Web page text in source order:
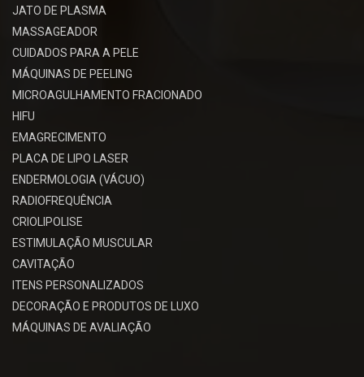
JATO DE PLASMA
MASSAGEADOR
CUIDADOS PARA A PELE
MÁQUINAS DE PEELING
MICROAGULHAMENTO FRACIONADO
HIFU
EMAGRECIMENTO
PLACA DE LIPO LASER
ENDERMOLOGIA (VÁCUO)
RADIOFREQUÊNCIA
CRIOLIPOLISE
ESTIMULAÇÃO MUSCULAR
CAVITAÇÃO
ITENS PERSONALIZADOS
DECORAÇÃO E PRODUTOS DE LUXO
MÁQUINAS DE AVALIAÇÃO